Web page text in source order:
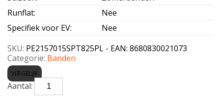
Runflat:
Nee
Specifiek voor EV:
Nee
SKU: PE2157015SPT825PL - EAN: 8680830021073
Categorie: Banden
VERGELIJK
PETLAS-
FULL